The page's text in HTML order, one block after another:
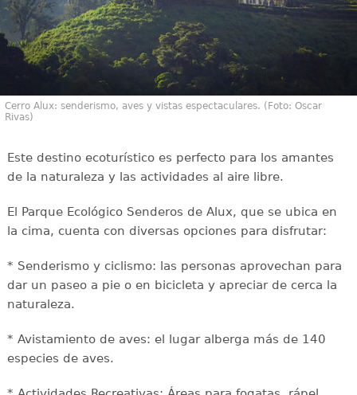
Cerro Alux: senderismo, aves y vistas espectaculares. (Foto: Oscar
Rivas)
Este destino ecoturístico es perfecto para los amantes
de la naturaleza y las actividades al aire libre.
El Parque Ecológico Senderos de Alux, que se ubica en
la cima, cuenta con diversas opciones para disfrutar:
* Senderismo y ciclismo: las personas aprovechan para
dar un paseo a pie o en bicicleta y apreciar de cerca la
naturaleza.
* Avistamiento de aves: el lugar alberga más de 140
especies de aves.